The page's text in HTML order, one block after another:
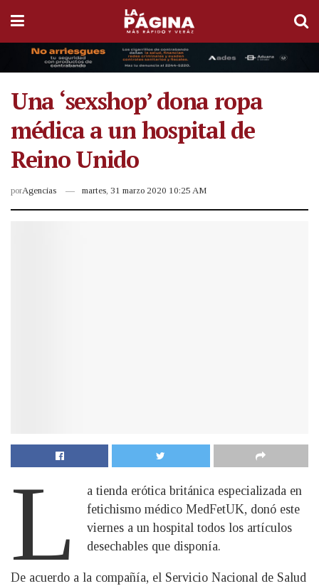
Una ‘sexshop’ dona ropa
médica a un hospital de
Reino Unido
porAgencias martes, 31 marzo 2020 10:25 AM
L
a tienda erótica británica especializada en
fetichismo médico MedFetUK, donó este
viernes a un hospital todos los artículos
desechables que disponía.
De acuerdo a la compañía, el Servicio Nacional de Salud